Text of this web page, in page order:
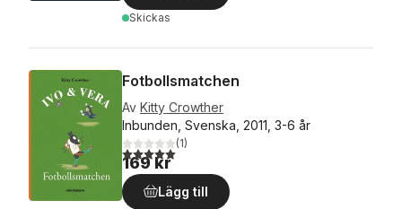
Skickas
Fotbollsmatchen
Av Kitty Crowther
Inbunden, Svenska, 2011, 3-6 år
5,0utav 5 stjärnor. Totalt antal röster:
(1)
169 kr
Lägg till